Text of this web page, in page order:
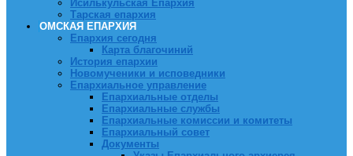
Исилькульская Епархия
Тарская епархия
ОМСКАЯ ЕПАРХИЯ
Епархия сегодня
Карта благочиний
История епархии
Новомученики и исповедники
Епархиальное управление
Епархиальные отделы
Епархиальные службы
Епархиальные комиссии и комитеты
Епархиальный совет
Документы